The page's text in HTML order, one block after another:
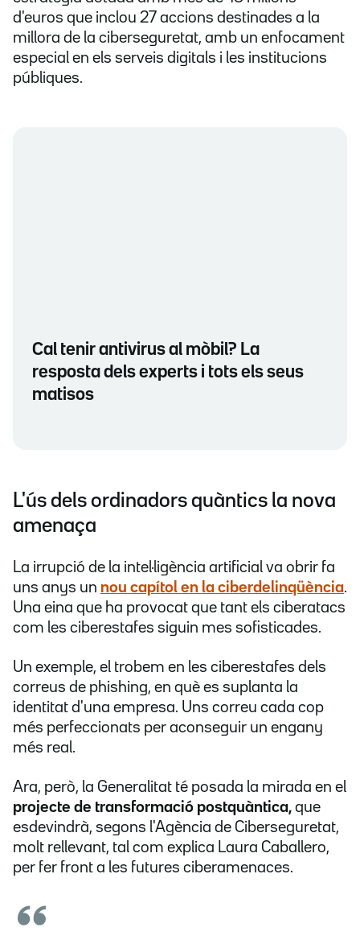
d'euros que inclou 27 accions destinades a la
millora de la ciberseguretat, amb un enfocament
especial en els serveis digitals i les institucions
públiques.
Cal tenir antivirus al mòbil? La
resposta dels experts i tots els seus
matisos
L'ús dels ordinadors quàntics la nova
amenaça
La irrupció de la intel·ligència artificial va obrir fa
uns anys un nou capítol en la ciberdelinqüència.
Una eina que ha provocat que tant els ciberatacs
com les ciberestafes siguin mes sofisticades.
Un exemple, el trobem en les ciberestafes dels
correus de phishing, en què es suplanta la
identitat d'una empresa. Uns correu cada cop
més perfeccionats per aconseguir un engany
més real.
Ara, però, la Generalitat té posada la mirada en el
projecte de transformació postquàntica, que
esdevindrà, segons l'Agència de Ciberseguretat,
molt rellevant, tal com explica Laura Caballero,
per fer front a les futures ciberamenaces.